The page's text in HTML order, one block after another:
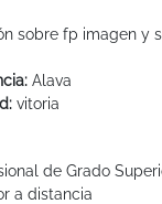
sobre fp imagen y
Alava
vitoria
de Grado
a distancia